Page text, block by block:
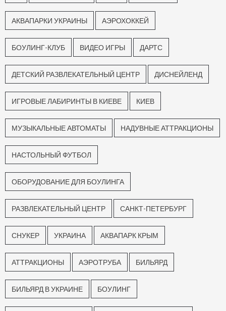
АКВАПАРКИ УКРАИНЫ АЭРОХОККЕЙ
БОУЛИНГ-КЛУБ ВИДЕО ИГРЫ ДАРТС
ДЕТСКИЙ РАЗВЛЕКАТЕЛЬНЫЙ ЦЕНТР ДИСНЕЙЛЕНД
ИГРОВЫЕ ЛАБИРИНТЫ В КИЕВЕ КИЕВ
МУЗЫКАЛЬНЫЕ АВТОМАТЫ НАДУВНЫЕ АТТРАКЦИОНЫ
НАСТОЛЬНЫЙ ФУТБОЛ
ОБОРУДОВАНИЕ ДЛЯ БОУЛИНГА
РАЗВЛЕКАТЕЛЬНЫЙ ЦЕНТР САНКТ-ПЕТЕРБУРГ
СНУКЕР УКРАИНА АКВАПАРК КРЫМ
АТТРАКЦИОНЫ АЭРОТРУБА БИЛЬЯРД
БИЛЬЯРД В УКРАИНЕ БОУЛИНГ